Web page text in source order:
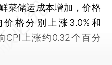
菜储运成本增加，价格
价格分别上涨3.0%和
CPI上涨约0.32个百分